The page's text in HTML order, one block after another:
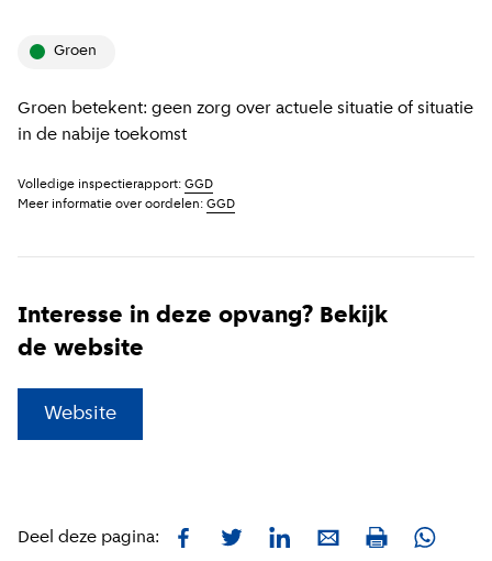
groen
Groen betekent: geen zorg over actuele situatie of situatie
in de nabije toekomst
Volledige inspectierapport: GGD
Meer informatie over oordelen: GGD
Interesse in deze opvang? Bekijk
de website
Website
Deel deze pagina: FacebookTwitterLinkedInE-mailPrint